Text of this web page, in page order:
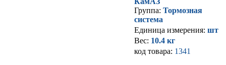
Группа: Тормозная
система
Единица измерения: шт
Вес: 10.4 кг
код товара: 1341